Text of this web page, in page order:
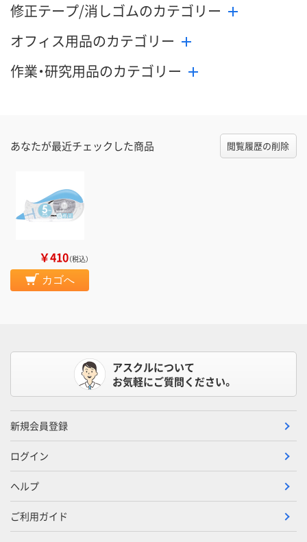
修正テープ/消しゴムのカテゴリー
オフィス用品のカテゴリー
作業・研究用品のカテゴリー
あなたが最近チェックした商品 閲覧履歴の削除
￥410（税込）
カゴへ
アスクルについて
お気軽にご質問ください。
新規会員登録
ログイン
ヘルプ
ご利用ガイド